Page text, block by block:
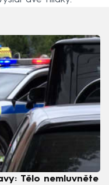
Tělo nemluvněte